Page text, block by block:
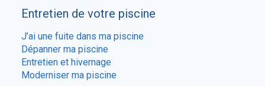
Entretien de votre piscine
J’ai une fuite dans ma piscine
Dépanner ma piscine
Entretien et hivernage
Moderniser ma piscine